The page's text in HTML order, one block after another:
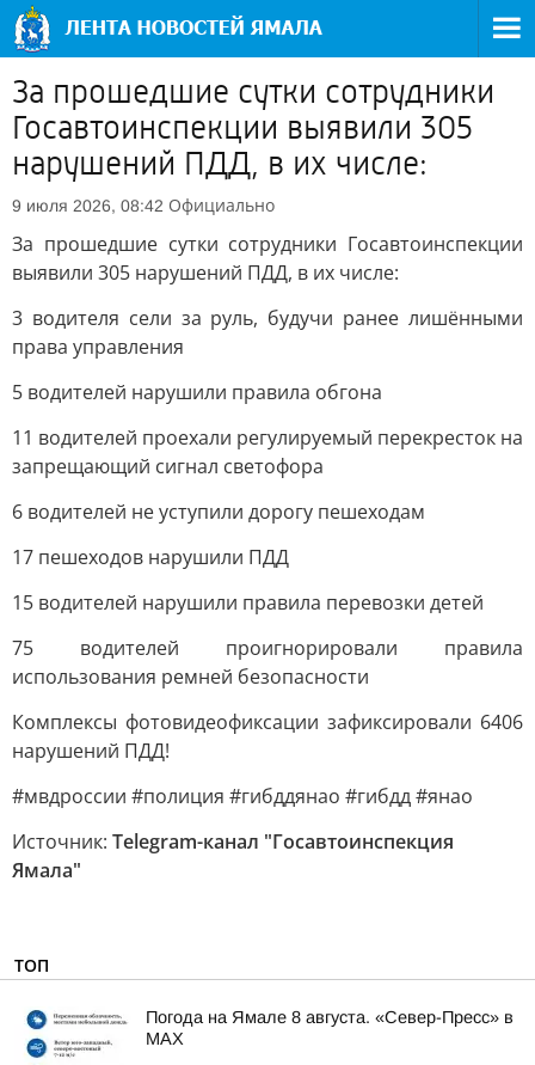
За прошедшие сутки сотрудники
Госавтоинспекции выявили 305
нарушений ПДД, в их числе:
9 июля 2026, 08:42 Официально
За прошедшие сутки сотрудники Госавтоинспекции
выявили 305 нарушений ПДД, в их числе:
3 водителя сели за руль, будучи ранее лишёнными
права управления
5 водителей нарушили правила обгона
11 водителей проехали регулируемый перекресток на
запрещающий сигнал светофора
6 водителей не уступили дорогу пешеходам
17 пешеходов нарушили ПДД
15 водителей нарушили правила перевозки детей
75 водителей проигнорировали правила
использования ремней безопасности
Комплексы фотовидеофиксации зафиксировали 6406
нарушений ПДД!
#мвдроссии #полиция #гибддянао #гибдд #янао
Источник: Telegram-канал "Госавтоинспекция
Ямала"
ТОП
Погода на Ямале 8 августа. «Север-Пресс» в
MAX